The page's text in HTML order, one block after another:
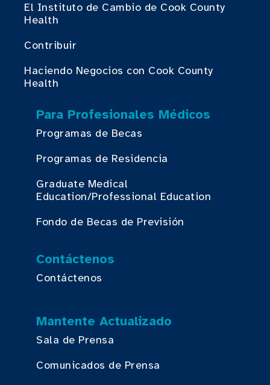
El Instituto de Cambio de Cook County
Health
Contribuir
Haciendo Negocios con Cook County
Health
Para Profesionales Médicos
Programas de Becas
Programas de Residencia
Graduate Medical
Education/Professional Education
Fondo de Becas de Previsión
Contáctenos
Contáctenos
Mantente Actualizado
Sala de Prensa
Comunicados de Prensa